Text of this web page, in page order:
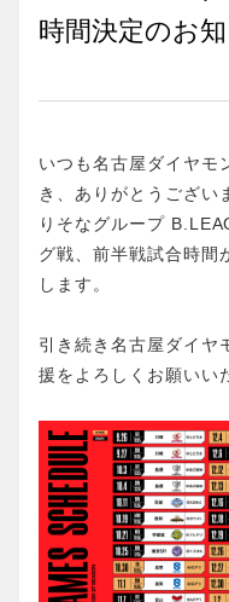
時間決定のお
いつも名古屋ダイヤモ
き、ありがとうござい
りそなグループ
グ戦、前半戦試合時間
します。
引き続き名古屋ダイヤ
援をよろしくお願いい